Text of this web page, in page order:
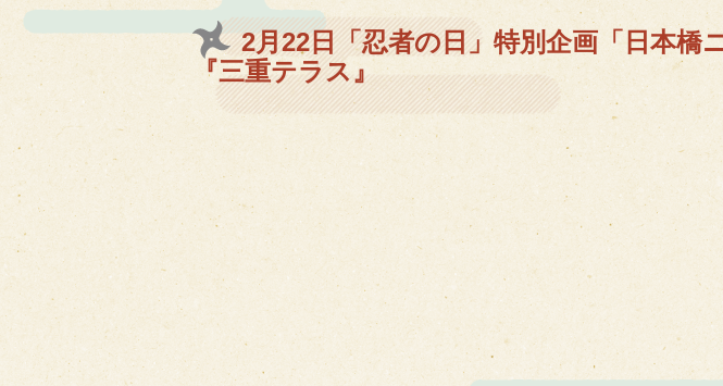
2月22日「忍者の日」特別企画「日本橋
『三重テラス』